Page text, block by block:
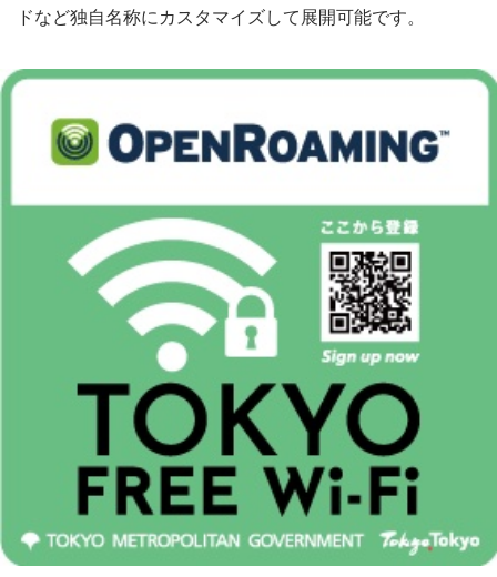
ドなど独自名称にカスタマイズして展開可能です。